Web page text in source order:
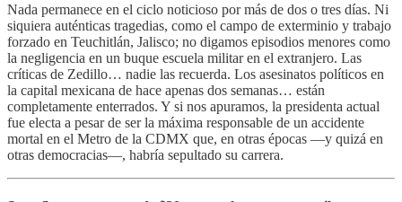
Nada permanece en el ciclo noticioso por más de dos o tres días. Ni
siquiera auténticas tragedias, como el campo de exterminio y trabajo
forzado en Teuchitlán, Jalisco; no digamos episodios menores como
la negligencia en un buque escuela militar en el extranjero. Las
críticas de Zedillo… nadie las recuerda. Los asesinatos políticos en
la capital mexicana de hace apenas dos semanas… están
completamente enterrados. Y si nos apuramos, la presidenta actual
fue electa a pesar de ser la máxima responsable de un accidente
mortal en el Metro de la CDMX que, en otras épocas —y quizá en
otras democracias—, habría sepultado su carrera.